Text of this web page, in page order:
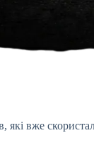
які вже